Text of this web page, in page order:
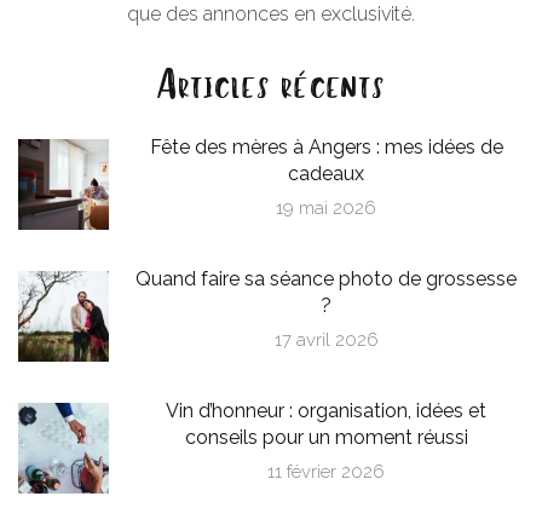
que des annonces en exclusivité.
Articles récents
Fête des mères à Angers : mes idées de
cadeaux
19 mai 2026
Quand faire sa séance photo de grossesse
?
17 avril 2026
Vin d’honneur : organisation, idées et
conseils pour un moment réussi
11 février 2026